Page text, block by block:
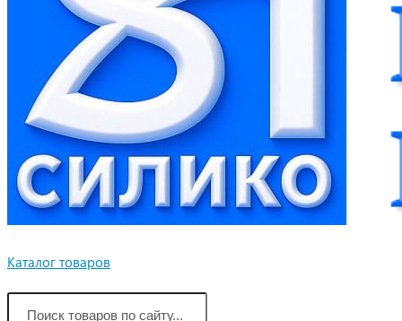
Каталог товаров